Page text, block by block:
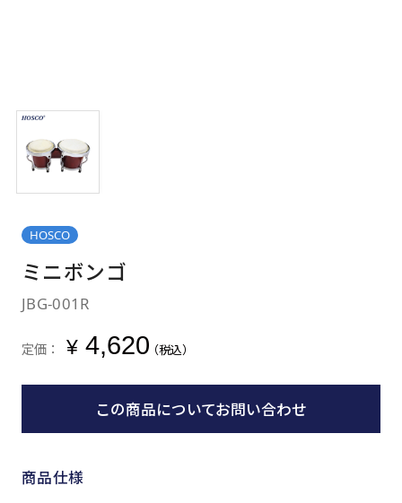
HOSCO
ミニボンゴ
JBG-001R
定価： ¥4,620（税込）
この商品についてお問い合わせ
商品仕様